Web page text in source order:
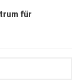
für